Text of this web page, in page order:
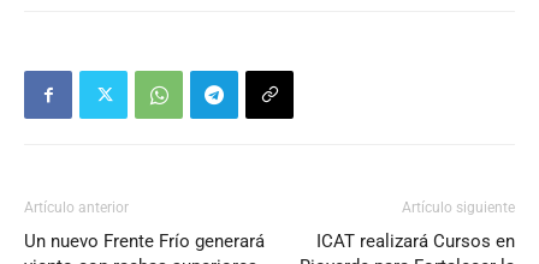
Artículo anterior
Un nuevo Frente Frío generará
Artículo siguiente
ICAT realizará Cursos en